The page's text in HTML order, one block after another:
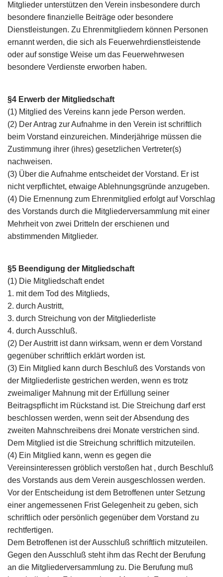
Mitglieder unterstützen den Verein insbesondere durch
besondere finanzielle Beiträge oder besondere
Dienstleistungen. Zu Ehrenmitgliedern können Personen
ernannt werden, die sich als Feuerwehrdienstleistende
oder auf sonstige Weise um das Feuerwehrwesen
besondere Verdienste erworben haben.
§4 Erwerb der Mitgliedschaft
(1) Mitglied des Vereins kann jede Person werden.
(2) Der Antrag zur Aufnahme in den Verein ist schriftlich
beim Vorstand einzureichen. Minderjährige müssen die
Zustimmung ihrer (ihres) gesetzlichen Vertreter(s)
nachweisen.
(3) Über die Aufnahme entscheidet der Vorstand. Er ist
nicht verpflichtet, etwaige Ablehnungsgründe anzugeben.
(4) Die Ernennung zum Ehrenmitglied erfolgt auf Vorschlag
des Vorstands durch die Mitgliederversammlung mit einer
Mehrheit von zwei Dritteln der erschienen und
abstimmenden Mitglieder.
§5 Beendigung der Mitgliedschaft
(1) Die Mitgliedschaft endet
1. mit dem Tod des Mitglieds,
2. durch Austritt,
3. durch Streichung von der Mitgliederliste
4. durch Ausschluß.
(2) Der Austritt ist dann wirksam, wenn er dem Vorstand
gegenüber schriftlich erklärt worden ist.
(3) Ein Mitglied kann durch Beschluß des Vorstands von
der Mitgliederliste gestrichen werden, wenn es trotz
zweimaliger Mahnung mit der Erfüllung seiner
Beitragspflicht im Rückstand ist. Die Streichung darf erst
beschlossen werden, wenn seit der Absendung des
zweiten Mahnschreibens drei Monate verstrichen sind.
Dem Mitglied ist die Streichung schriftlich mitzuteilen.
(4) Ein Mitglied kann, wenn es gegen die
Vereinsinteressen gröblich verstoßen hat , durch Beschluß
des Vorstands aus dem Verein ausgeschlossen werden.
Vor der Entscheidung ist dem Betroffenen unter Setzung
einer angemessenen Frist Gelegenheit zu geben, sich
schriftlich oder persönlich gegenüber dem Vorstand zu
rechtfertigen.
Dem Betroffenen ist der Ausschluß schriftlich mitzuteilen.
Gegen den Ausschluß steht ihm das Recht der Berufung
an die Mitgliederversammlung zu. Die Berufung muß